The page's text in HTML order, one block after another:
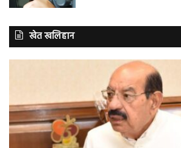
खेत खलिहान